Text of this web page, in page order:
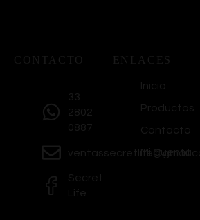
CONTACTO
33
2802
0887
Secret
Life
ENLACES
Inicio
Productos
Contacto
Mi Cuenta